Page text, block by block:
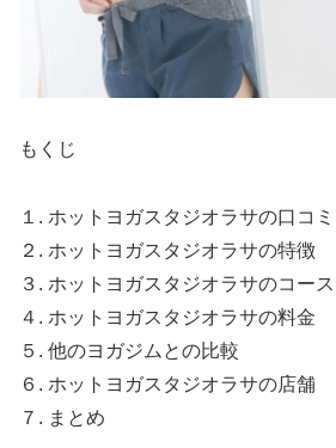
もくじ
１. ホットヨガスタジオラサの口コミ
２. ホットヨガスタジオラサの特徴
３. ホットヨガスタジオラサのコース
４. ホットヨガスタジオラサの料金
５. 他のヨガジムとの比較
６. ホットヨガスタジオラサの店舗
７. まとめ